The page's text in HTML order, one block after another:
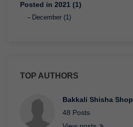
Posted in 2021 (1)
December (1)
TOP AUTHORS
Bakkali Shisha Shop
48 Posts